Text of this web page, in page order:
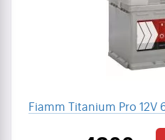
Fiamm Titanium Pro 12V